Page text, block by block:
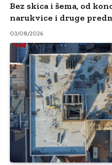
Bez skica i šema, od
narukvice i druge
03/08/2026